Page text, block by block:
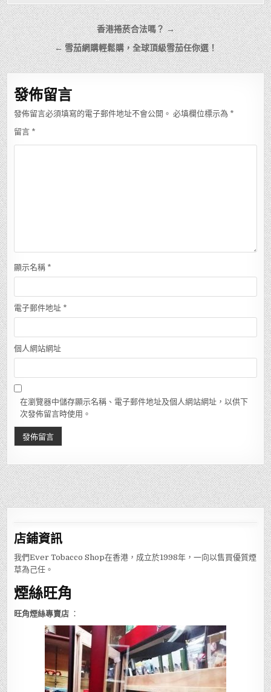
文
章
導
覽
香港捲菸合法嗎？ →
← 雪茄網購輕鬆購，全球頂級雪茄任你選！
發佈留言
發佈留言必須填寫的電子郵件地址不會公開。 必填欄位標示為 *
留言 *
顯示名稱 *
電子郵件地址 *
個人網站網址
在瀏覽器中儲存顯示名稱、電子郵件地址及個人網站網址，以供下
次發佈留言時使用。
店鋪資訊
我們Ever Tobacco Shop在香港，成立於1998年，一向以售買優質煙
草為己任。
煙絲旺角
旺角煙絲專賣店 ：